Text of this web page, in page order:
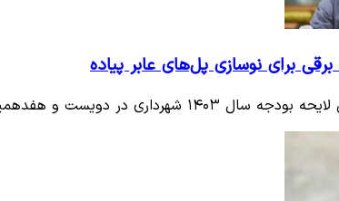
جلسه شورای اسلامی شهر تهران حضور یافت.